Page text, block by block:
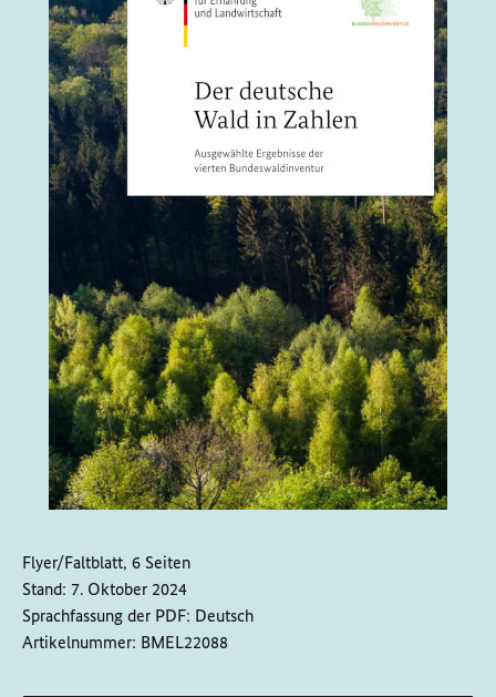
Flyer/Faltblatt, 6 Seiten
Stand: 7. Oktober 2024
Sprachfassung der PDF: Deutsch
Artikelnummer: BMEL22088